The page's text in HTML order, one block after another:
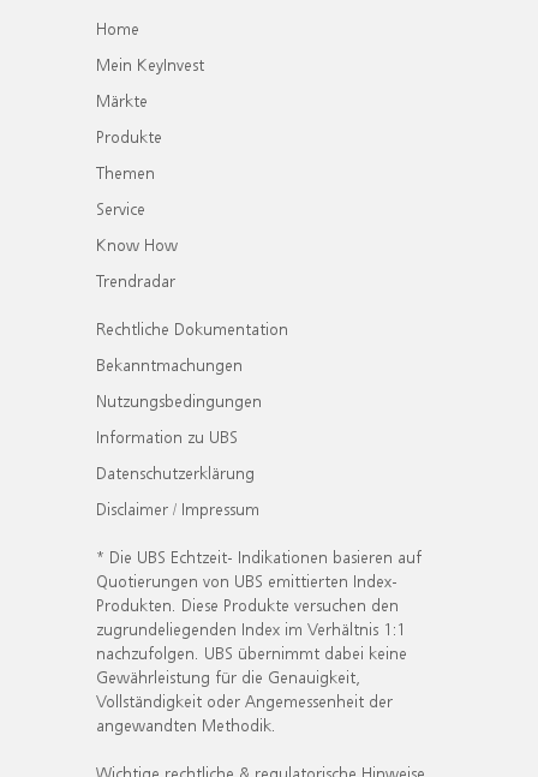
Home
Mein KeyInvest
Märkte
Produkte
Themen
Service
Know How
Trendradar
Rechtliche Dokumentation
Bekanntmachungen
Nutzungsbedingungen
Information zu UBS
Datenschutzerklärung
Disclaimer / Impressum
* Die UBS Echtzeit- Indikationen basieren auf
Quotierungen von UBS emittierten Index-
Produkten. Diese Produkte versuchen den
zugrundeliegenden Index im Verhältnis 1:1
nachzufolgen. UBS übernimmt dabei keine
Gewährleistung für die Genauigkeit,
Vollständigkeit oder Angemessenheit der
angewandten Methodik.